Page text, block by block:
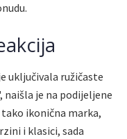
uključivala ružičaste
je na podijeljene
ikonična marka,
i klasici, sada